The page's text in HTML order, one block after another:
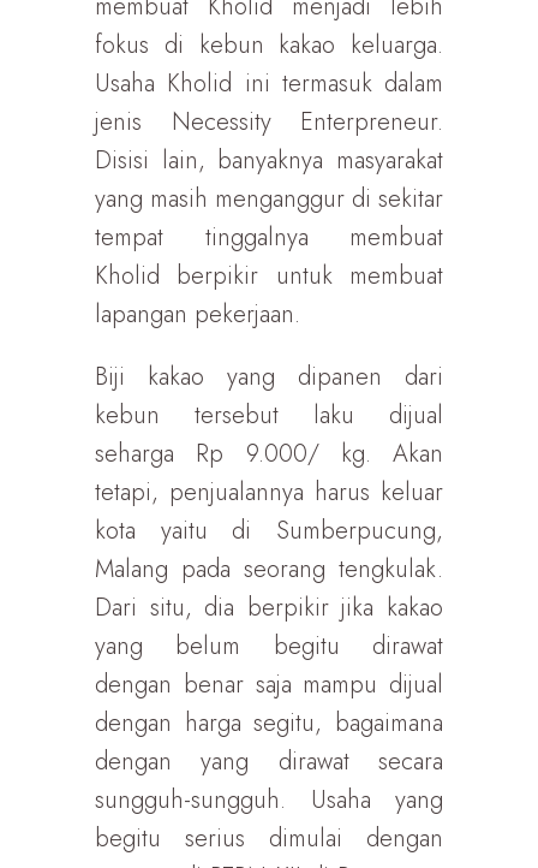
fokus di kebun kakao keluarga.
Usaha Kholid ini termasuk dalam
jenis Necessity Enterpreneur.
Disisi lain, banyaknya masyarakat
yang masih menganggur di sekitar
tempat tinggalnya membuat
Kholid berpikir untuk membuat
lapangan pekerjaan.
Biji kakao yang dipanen dari
kebun tersebut laku dijual
seharga Rp 9.000/ kg. Akan
tetapi, penjualannya harus keluar
kota yaitu di Sumberpucung,
Malang pada seorang tengkulak.
Dari situ, dia berpikir jika kakao
yang belum begitu dirawat
dengan benar saja mampu dijual
dengan harga segitu, bagaimana
dengan yang dirawat secara
sungguh-sungguh. Usaha yang
begitu serius dimulai dengan